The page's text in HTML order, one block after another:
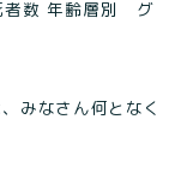
みなさん何となく